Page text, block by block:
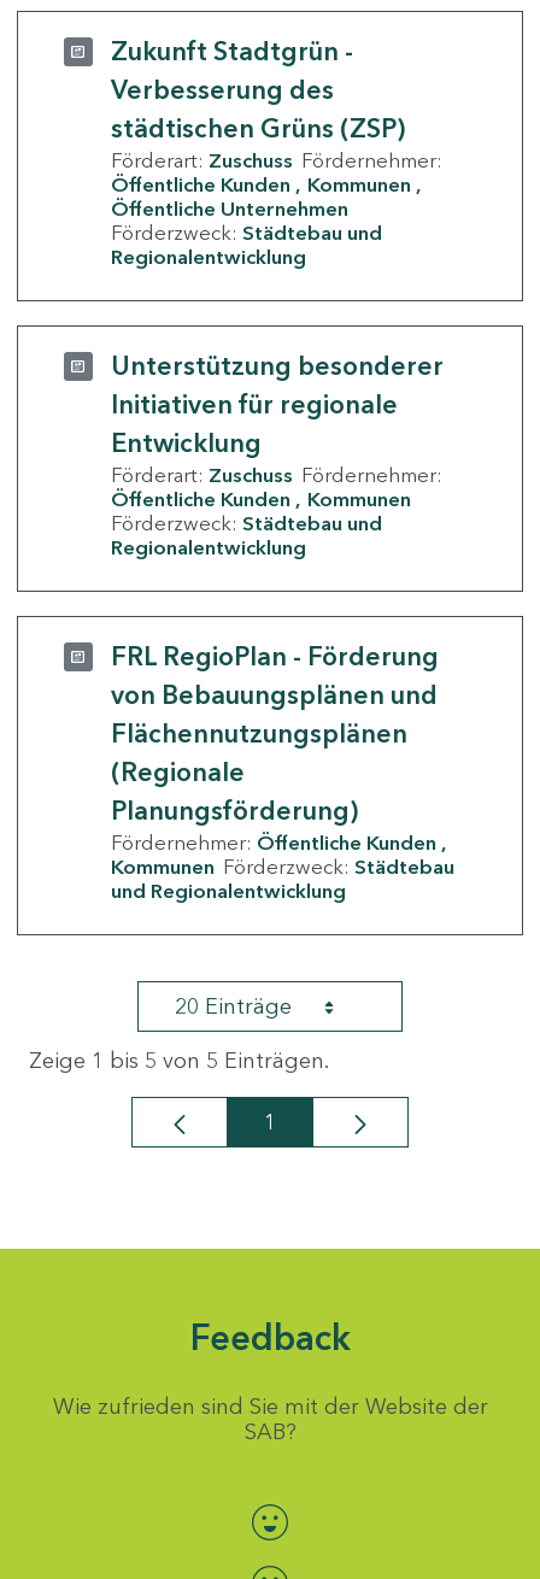
Zukunft Stadtgrün -
Verbesserung des
städtischen Grüns (ZSP)
Förderart: Zuschuss Fördernehmer:
Öffentliche Kunden
Kommunen
Öffentliche Unternehmen
Förderzweck: Städtebau und
Regionalentwicklung
Unterstützung besonderer
Initiativen für regionale
Entwicklung
Förderart: Zuschuss Fördernehmer:
Öffentliche Kunden
Kommunen
Förderzweck: Städtebau und
Regionalentwicklung
FRL RegioPlan - Förderung
von Bebauungsplänen und
Flächennutzungsplänen
(Regionale
Planungsförderung)
Fördernehmer: Öffentliche Kunden
Kommunen Förderzweck: Städtebau
und Regionalentwicklung
20 Einträge
Zeige 1 bis 5 von 5 Einträgen.
Seite
1
Feedback
Wie zufrieden sind Sie mit der Website der
SAB?
Bewertung auswählen